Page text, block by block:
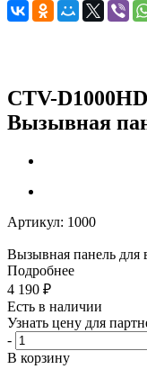
CTV-
Вызывная
Артикул: 1000
Вызывная панель для
Подробнее
4 190 ₽
Есть в наличии
Узнать цену для
-
В корзину